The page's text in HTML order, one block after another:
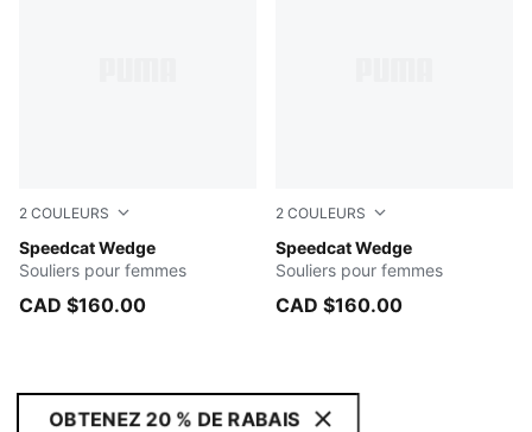
2 COULEURS
Speedcat Wedge
Cool Light Gray-Gum
Souliers pour femmes
CAD $160.00
2 COULEURS
Speedcat Wedge
Totally Taupe-Chocolate
Souliers pour femmes
CAD $160.00
OBTENEZ 20 % DE RABAIS